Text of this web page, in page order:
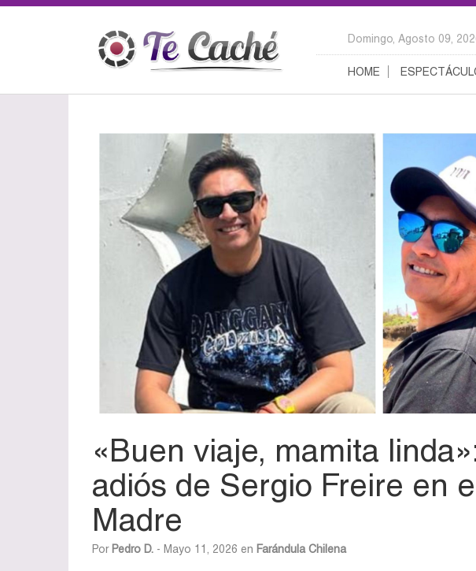
Domingo, Agosto 09,
HOME
«Buen viaje, mamita
adiós de Sergio Freire en
Madre
Por Pedro D. - Mayo 11, 2026 en Farándula Chilena